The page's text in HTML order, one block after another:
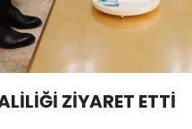
ZİYARET ETTİ